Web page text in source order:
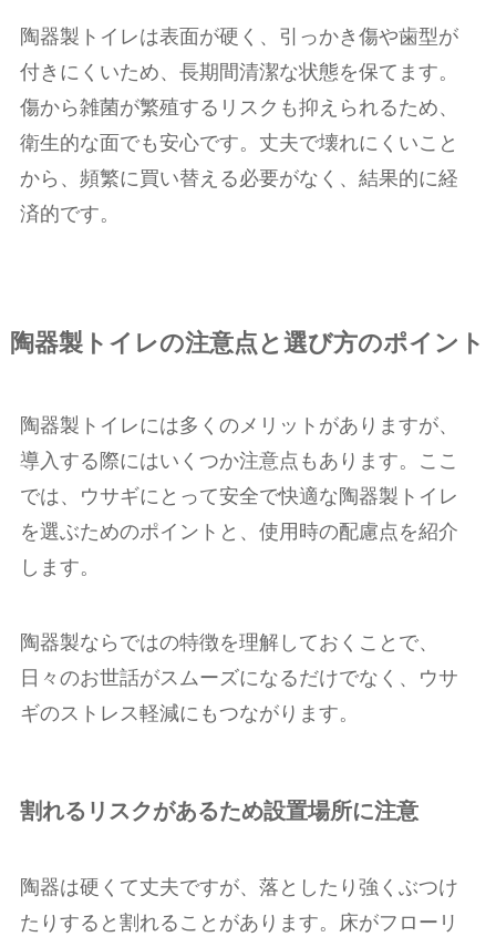
陶器製トイレは表面が硬く、引っかき傷や歯型が
付きにくいため、長期間清潔な状態を保てます。
傷から雑菌が繁殖するリスクも抑えられるため、
衛生的な面でも安心です。丈夫で壊れにくいこと
から、頻繁に買い替える必要がなく、結果的に経
済的です。
陶器製トイレの注意点と選び方のポイント
陶器製トイレには多くのメリットがありますが、
導入する際にはいくつか注意点もあります。ここ
では、ウサギにとって安全で快適な陶器製トイレ
を選ぶためのポイントと、使用時の配慮点を紹介
します。
陶器製ならではの特徴を理解しておくことで、
日々のお世話がスムーズになるだけでなく、ウサ
ギのストレス軽減にもつながります。
割れるリスクがあるため設置場所に注意
陶器は硬くて丈夫ですが、落としたり強くぶつけ
たりすると割れることがあります。床がフローリ